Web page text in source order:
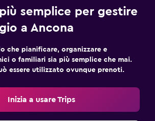
semplice per gestire
a Ancona
che pianificare, organizzare e
o familiari sia più semplice che mai.
essere utilizzato ovunque prenoti.
Inizia a usare Trips